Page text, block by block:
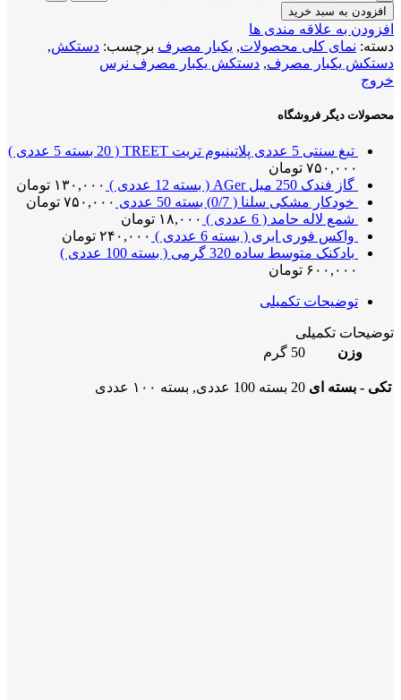
افزودن به سبد خرید
افزودن به علاقه مندی ها
دسته: نمای کلی محصولات, یکبار مصرف برچسب: دستکش,
دستکش یکبار مصرف, دستکش یکبار مصرف نرس
خروج
محصولات دیگر فروشگاه
تیغ سنتی 5 عددی پلاتینیوم تریت TREET ( 20 بسته 5 عددی )
۷۵۰,۰۰۰ تومان
گاز فندک 250 میل AGer ( بسته 12 عددی )
۱۳۰,۰۰۰ تومان
خودکار مشکی سلنا ( 0/7) بسته 50 عددی
۷۵۰,۰۰۰ تومان
شمع لاله حامد ( 6 عددی )
۱۸,۰۰۰ تومان
واکس فوری ابری ( بسته 6 عددی )
۲۴۰,۰۰۰ تومان
بادکنک متوسط ساده 320 گرمی ( بسته 100 عددی )
۶۰۰,۰۰۰ تومان
توضیحات تکمیلی
توضیحات تکمیلی
وزن
50 گرم
تکی - بسته ای 20 بسته 100 عددی, بسته ۱۰۰ عددی